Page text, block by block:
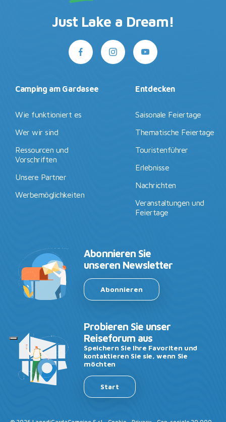
Just Lake a Dream!
Camping am Gardasee
Wie funktioniert es
Wer wir sind
Ressourcen und
Vorschriften
Unsere Partner
Werbemöglichkeiten
Entdecken
Saisonale Feiertage
Thematische Feiertage
Touristenführer
Erlebnisse
Nachrichten
Veranstaltungen und
Feiertage
Abonnieren Sie
unseren Newsletter
Abonnieren
Probieren Sie unser
Reiseforum aus
Speichern Sie Ihre Favoriten und
kontaktieren Sie sie, wenn Sie
möchten
Start